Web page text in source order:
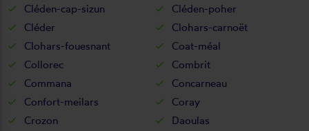
Cléden-cap-sizun
Cléden-poher
Cléder
Clohars-carnoët
Clohars-fouesnant
Coat-méal
Collorec
Combrit
Commana
Concarneau
Confort-meilars
Coray
Crozon
Daoulas